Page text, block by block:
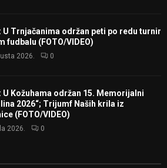
U Trnjačanima održan peti po redu turnir
fudbalu (FOTO/VIDEO)
2026. 0
U Kožuhama održan 15. Memorijalni
2026“; Trijumf Naših krila iz
(FOTO/VIDEO)
2026. 0